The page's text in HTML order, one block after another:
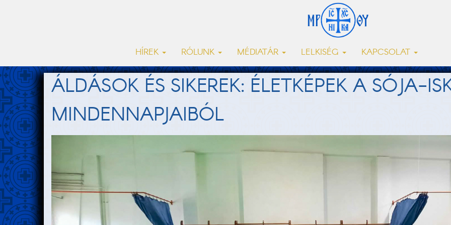
HÍREK RÓLUNK MÉDIATÁR LELKISÉG KAPCSOLAT
ÁLDÁSOK ÉS SIKEREK: ÉLETKÉPEK A SÓJA-
MINDENNAPJAIBÓL